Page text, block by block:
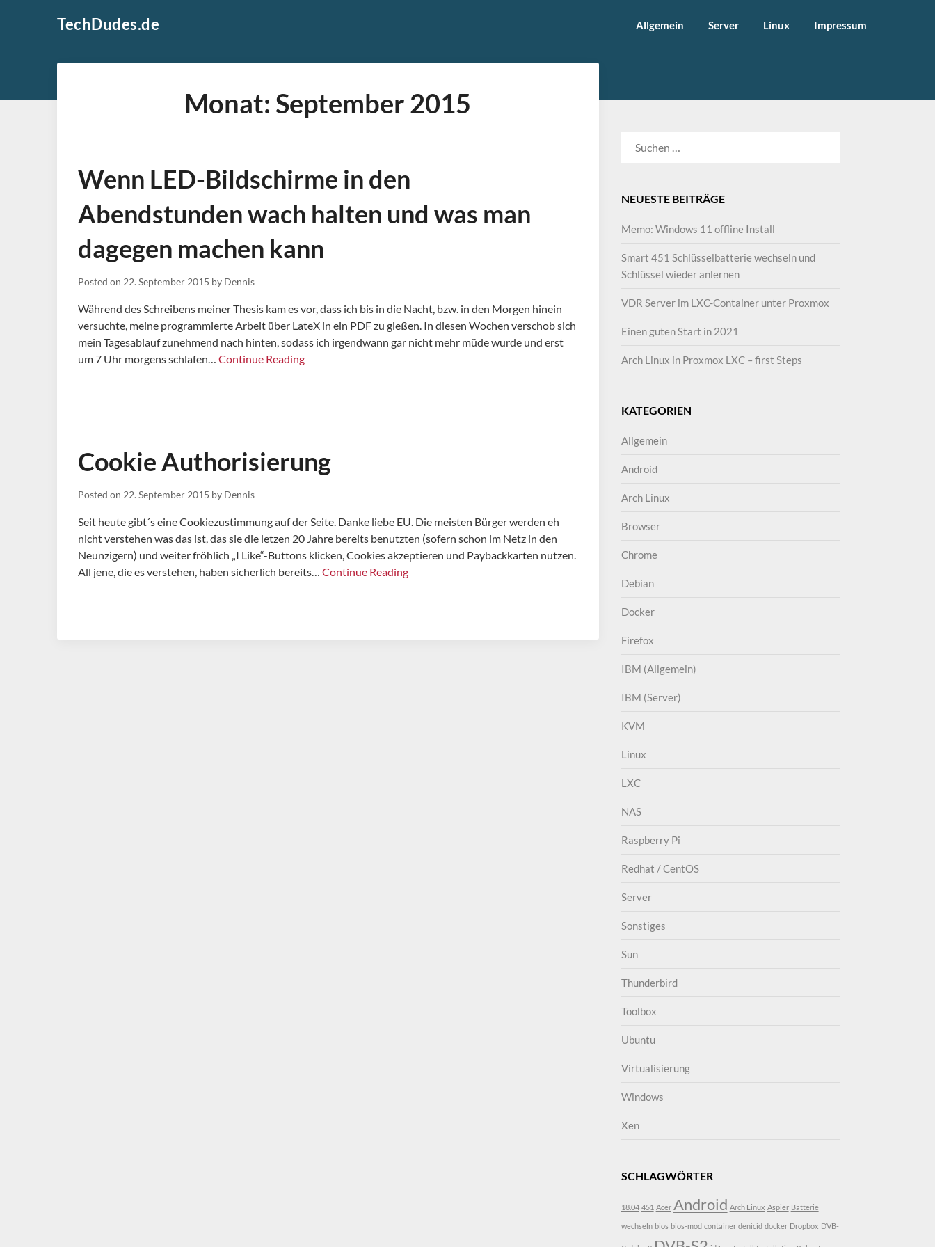
TechDudes.de Allgemein Server Linux Impressum
Monat:September 2015
Wenn LED-Bildschirme in den
Abendstunden wach halten und was man
dagegen machen kann
Posted on 22. September 2015 by Dennis
Während des Schreibens meiner Thesis kam es vor, dass ich bis in die Nacht, bzw. in den Morgen hinein
versuchte, meine programmierte Arbeit über LateX in ein PDF zu gießen. In diesen Wochen verschob sich
mein Tagesablauf zunehmend nach hinten, sodass ich irgendwann gar nicht mehr müde wurde und erst
um 7 Uhr morgens schlafen… Continue Reading
Cookie Authorisierung
Posted on 22. September 2015 by Dennis
Seit heute gibt´s eine Cookiezustimmung auf der Seite. Danke liebe EU. Die meisten Bürger werden eh
nicht verstehen was das ist, das sie die letzen 20 Jahre bereits benutzten (sofern schon im Netz in den
Neunzigern) und weiter fröhlich „I Like“-Buttons klicken, Cookies akzeptieren und Paybackkarten nutzen.
All jene, die es verstehen, haben sicherlich bereits… Continue Reading
NEUESTE BEITRÄGE
Memo: Windows 11 offline Install
Smart 451 Schlüsselbatterie wechseln und
Schlüssel wieder anlernen
VDR Server im LXC-Container unter Proxmox
Einen guten Start in 2021
Arch Linux in Proxmox LXC – first Steps
KATEGORIEN
Allgemein
Android
Arch Linux
Browser
Chrome
Debian
Docker
Firefox
IBM (Allgemein)
IBM (Server)
KVM
Linux
LXC
NAS
Raspberry Pi
Redhat / CentOS
Server
Sonstiges
Sun
Thunderbird
Toolbox
Ubuntu
Virtualisierung
Windows
Xen
SCHLAGWÖRTER
18.04 451 Acer Android Arch Linux Aspier Batterie
wechseln bios bios-mod container denicid docker Dropbox DVB-